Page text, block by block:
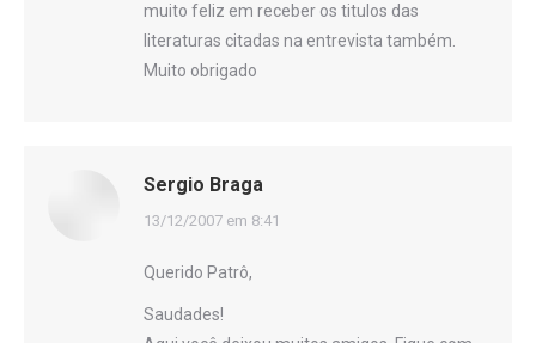
muito feliz em receber os titulos das
literaturas citadas na entrevista também.
Muito obrigado
Sergio Braga
disse:
13/12/2007 em 8:41
Querido Patrô,
Saudades!